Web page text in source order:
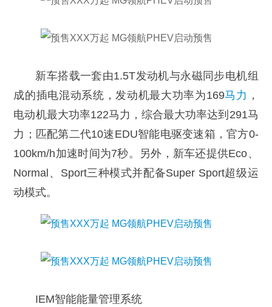
新车搭载一套由1.5T发动机与永磁同步电机组
成的插电混动系统，发动机最大功率为169马力 ，
电动机最大功率122马力，综合最大功率达到291马
力；匹配第二代10速EDU智能电驱变速箱，官方0-
100km/h加速时间为7秒。另外，新车还提供Eco、
Normal、Sport三种模式并配备Super Sport超级运
动模式。
IEM智能能量管理系统